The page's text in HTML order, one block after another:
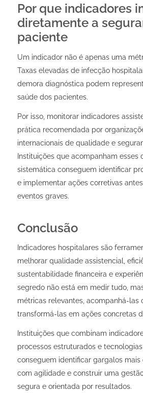
Por que indicadores
diretamente a
paciente
Um indicador não é apenas uma
Taxas elevadas de infecção
demora diagnóstica podem
saúde dos pacientes.
Por isso, monitorar indicadores
prática recomendada por
internacionais de qualidade e
Instituições que acompanham esses
sistemática conseguem identificar
e implementar ações corretivas
eventos graves.
Conclusão
Indicadores hospitalares são
melhorar qualidade assistencial,
sustentabilidade financeira e
segredo não está em medir tudo,
métricas relevantes, acompanhá-las
transformá-las em ações concretas
Instituições que combinam
processos estruturados e
conseguem identificar gargalos mais
com agilidade e construir uma
segura e orientada por resultados.